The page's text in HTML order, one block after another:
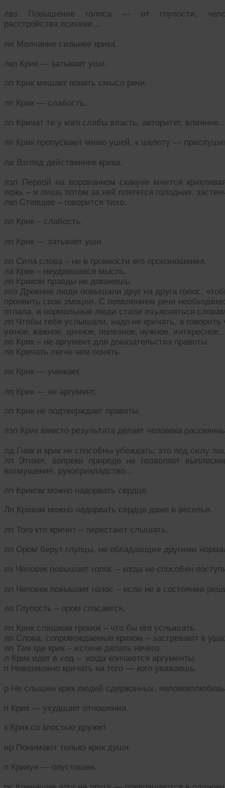
лвз Повышение голоса — от глупости,
расстройства психики…
ли Молчание сильнее крика.
лкп Крик — затыкает уши.
лп Крик мешает понять смысл речи.
лп Крик — слабость.
лп Кричат те у кого слабы власть, авторитет,
лп Крик пропускают мимо ушей, к шепоту —
ли Взгляд действеннее крика.
лзп Первой на ворованном скакуне мчится
ложь – и лишь потом за ней плетется голодная,
лкп Стоящее – говорится тихо.
лп Крик – слабость.
лп Крик — затыкает уши.
лп Сила слова – не в громкости его произношения.
ла Крик – неудавшаяся мысль.
лп Криком правды не докажешь.
лпз Древние люди повышали друг на друга голос,
проявить свои эмоции. С появлением речи
отпала, и нормальные люди стали изъясняться
лп Чтобы тебя услышали, надо не кричать, а говорить
умное, важное, ценное, полезное, нужное,
лп Крик – не аргумент для доказательства правоты.
лп Кричать легче чем понять.
лп Крик — унижает.
лп Крик — не аргумент.
лп Крик не подтверждает правоты.
лзп Крик вместо результата делает человека
лд Гнев и крик не способны убеждать, это под силу
лп Этикет, вопреки природе не позволяет
возмущение, рукоприкладство…
лп Криком можно надорвать сердце.
Лп Криком можно надорвать сердце даже в веселье.
лп Того кто кричит – перестают слышать.
лп Ором берут глупцы, не обладающие другими
лз Человек повышает голос – когда не способен
лп Человек повышает голос – если не в состоянии
лп Глупость – ором спасается.
лп Крик слишком громок – что бы его услышать.
лп Слова, сопровождаемые криком – застревают в
лп Там где крик – истине делать нечего.
л Крик идет в ход – когда кончаются аргументы.
п Невозможно кричать на того — кого уважаешь.
р Не слышен крик людей сдержанных,
п Крик — ухудшает отношения.
к Крик со злостью дружит.
ир Понимают только крик души.
п Крикун — опустошен.